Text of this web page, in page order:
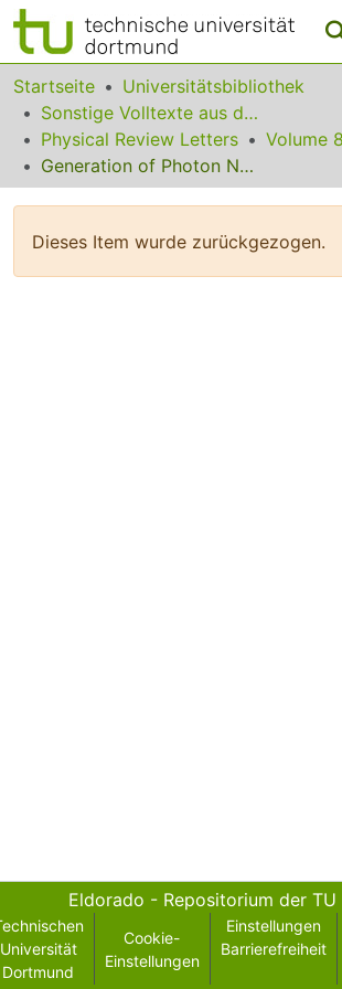
Bereiche & Sammlungen
Das gesamte Repositorium
Statistiken
Startseite
Universitätsbibliothek
Sonstige Volltexte aus dem Bibliotheksangebot
Physical Review Letters
Volume
Generation of Photon Number States on Demand via Cavity Quantum Electrodynamics
Dieses Item wurde zurückgezogen.
Eldorado - Repositorium der
Universität
Dortmund
Cookie-
Einstellungen
Einstellungen
Barrierefreiheit